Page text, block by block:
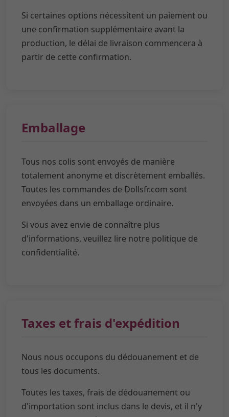
Si certaines options nécessitent un paiement ou
une confirmation supplémentaire avant la
production, le délai de livraison commencera à
partir de cette confirmation.
Emballage
Tous nos colis sont envoyés de manière
totalement anonyme et discrètement emballés.
Toutes les commandes de Dollsfr.com sont
envoyées dans un emballage ordinaire.
Si vous avez envie de connaître plus
d'informations, veuillez lire notre politique de
confidentialité.
Taxes et frais d'expédition
Nous nous occupons du dédouanement et de
tous les documents.
Toutes les taxes, frais de dédouanement ou
d'importation sont inclus dans le devis, et il n'y